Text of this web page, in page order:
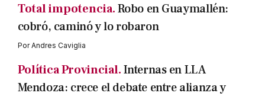
Total impotencia.Robo en Guaymallén:
cobró, caminó y lo robaron
PorAndres Caviglia
Política Provincial.Internas en LLA
Mendoza: crece el debate entre alianza y